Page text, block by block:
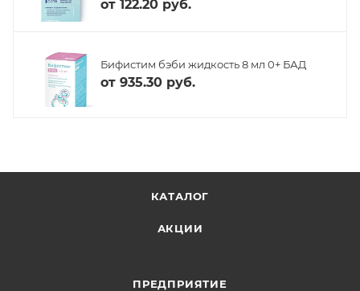
от 122.20 руб.
Бифистим бэби жидкость 8 мл 0+ БАД
от 935.30 руб.
КАТАЛОГ
АКЦИИ
ПРЕДПРИЯТИЕ